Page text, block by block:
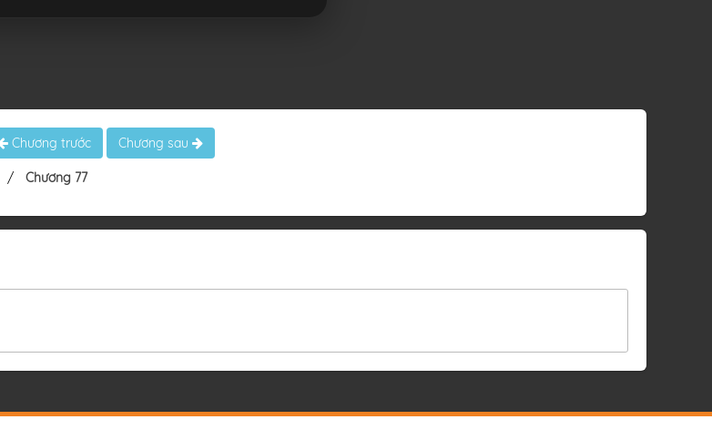
Chương trước Chương sau
Chương 77